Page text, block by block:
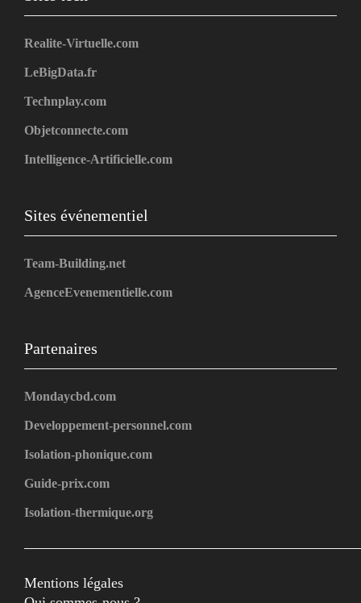
Realite-Virtuelle.com
LeBigData.fr
Technplay.com
Objetconnecte.com
Intelligence-Artificielle.com
Sites événementiel
Team-Building.net
AgenceEvenementielle.com
Partenaires
Mondaycbd.com
Developpement-personnel.com
Isolation-phonique.com
Guide-prix.com
Isolation-thermique.org
Mentions légales